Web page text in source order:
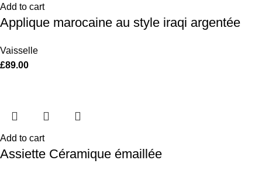
Add to cart
Applique marocaine au style iraqi argentée
Vaisselle
£89.00
Add to cart
Assiette Céramique émaillée